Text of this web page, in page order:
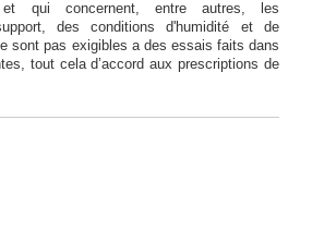
qui concernent, entre autres, les
des conditions d'humidité et de
sont pas exigibles a des essais faits dans
tout cela d’accord aux prescriptions de